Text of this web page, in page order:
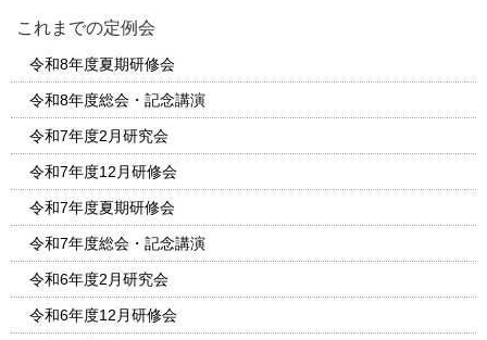
これまでの定例会
令和8年度夏期研修会
令和8年度総会・記念講演
令和7年度2月研究会
令和7年度12月研修会
令和7年度夏期研修会
令和7年度総会・記念講演
令和6年度2月研究会
令和6年度12月研修会